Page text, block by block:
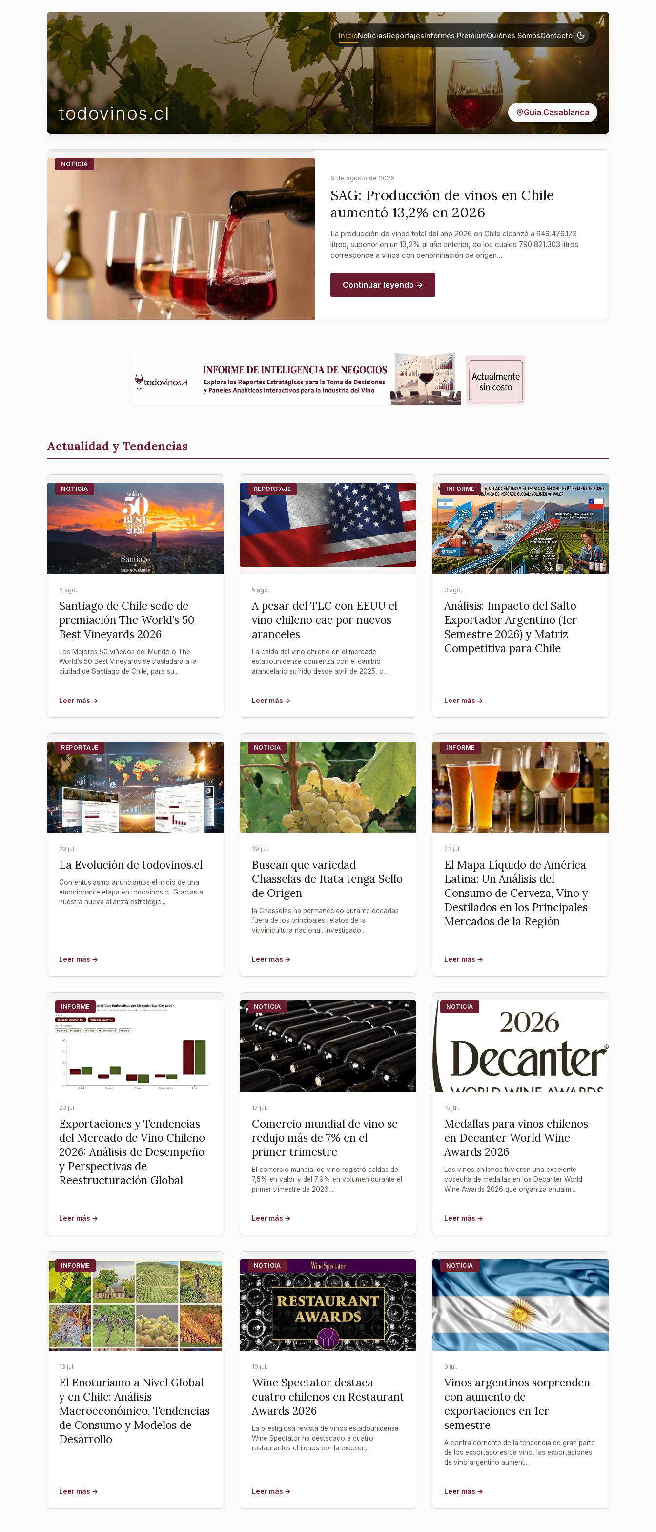
todovinos.cl
InicioNoticiasReportajesInformes PremiumQuiénes SomosContacto
Guía Casablanca
NOTICIA
6 de agosto de 2026
SAG: Producción de vinos en Chile
aumentó 13,2% en 2026
La producción de vinos total del año 2026 en Chile alcanzó a 949.476.173
litros, superior en un 13,2% al año anterior, de los cuales 790.821.303 litros
corresponde a vinos con denominación de origen...
Continuar leyendo →
Actualidad y Tendencias
NOTICIA
6 ago.
Santiago de Chile sede de
premiación The World’s 50
Best Vineyards 2026
Los Mejores 50 viñedos del Mundo o The
World’s 50 Best Vineyards se trasladará a la
ciudad de Santiago de Chile, para su...
Leer más →
REPORTAJE
5 ago.
A pesar del TLC con EEUU el
vino chileno cae por nuevos
aranceles
La caída del vino chileno en el mercado
estadounidense comienza con el cambio
arancelario sufrido desde abril de 2025, c...
Leer más →
INFORME
3 ago.
Análisis: Impacto del Salto
Exportador Argentino (1er
Semestre 2026) y Matriz
Competitiva para Chile
Leer más →
REPORTAJE
29 jul.
La Evolución de todovinos.cl
Con entusiasmo anunciamos el inicio de una
emocionante etapa en todovinos.cl. Gracias a
nuestra nueva alianza estratégic...
Leer más →
NOTICIA
29 jul.
Buscan que variedad
Chasselas de Itata tenga Sello
de Origen
la Chasselas ha permanecido durante décadas
fuera de los principales relatos de la
vitivinicultura nacional. Investigado...
Leer más →
INFORME
23 jul.
El Mapa Líquido de América
Latina: Un Análisis del
Consumo de Cerveza, Vino y
Destilados en los Principales
Mercados de la Región
Leer más →
INFORME
20 jul.
Exportaciones y Tendencias
del Mercado de Vino Chileno
2026: Análisis de Desempeño
y Perspectivas de
Reestructuración Global
Leer más →
NOTICIA
17 jul.
Comercio mundial de vino se
redujo más de 7% en el
primer trimestre
El comercio mundial de vino registró caídas del
7,5% en valor y del 7,9% en volumen durante el
primer trimestre de 2026,...
Leer más →
NOTICIA
15 jul.
Medallas para vinos chilenos
en Decanter World Wine
Awards 2026
Los vinos chilenos tuvieron una excelente
cosecha de medallas en los Decanter World
Wine Awards 2026 que organiza anualm...
Leer más →
INFORME
13 jul.
El Enoturismo a Nivel Global
y en Chile: Análisis
Macroeconómico, Tendencias
de Consumo y Modelos de
Desarrollo
Leer más →
NOTICIA
10 jul.
Wine Spectator destaca
cuatro chilenos en Restaurant
Awards 2026
La prestigiosa revista de vinos estadounidense
Wine Spectator ha destacado a cuatro
restaurantes chilenos por la excelen...
Leer más →
NOTICIA
9 jul.
Vinos argentinos sorprenden
con aumento de
exportaciones en 1er
semestre
A contra corriente de la tendencia de gran parte
de los exportadores de vino, las exportaciones
de vino argentino aument...
Leer más →